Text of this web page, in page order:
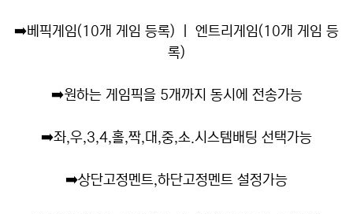
➡️베픽게임(10개 게임 등록) ㅣ 엔트리게임(10개 게임 등
록)
➡️원하는 게임픽을 5개까지 동시에 전송가능
➡️좌,우,3,4,홀,짝,대,중,소.시스템배팅 선택가능
➡️상단고정멘트,하단고정멘트 설정가능